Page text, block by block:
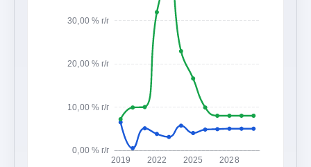
0,00 % г/г
10,00 % г/г
20,00 % г/г
30,00 % г/г
2019 2022 2025 2028